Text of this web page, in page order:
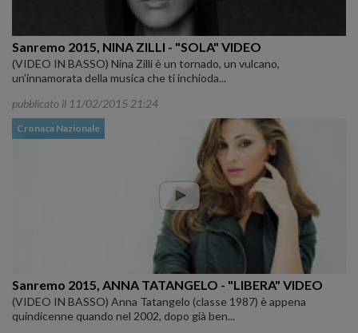
Sanremo 2015, NINA ZILLI - "SOLA" VIDEO
(VIDEO IN BASSO) Nina Zilli è un tornado, un vulcano,
un’innamorata della musica che ti inchioda...
pubblicato il 11/02/2015 21:24
Cronaca Nazionale
Sanremo 2015, ANNA TATANGELO - "LIBERA" VIDEO
(VIDEO IN BASSO) Anna Tatangelo (classe 1987) è appena
quindicenne quando nel 2002, dopo già ben...